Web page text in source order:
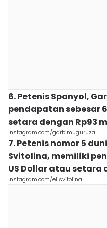
6. Petenis Spanyol,
pendapatan sebesar
setara dengan Rp93
Instagram.com/garbimuguruza
7. Petenis nomor 5
Svitolina, memiliki
US Dollar atau setara
Instagram.com/elisvitolina